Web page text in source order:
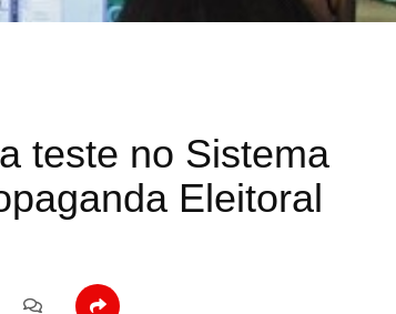
teste no Sistema
Eleitoral